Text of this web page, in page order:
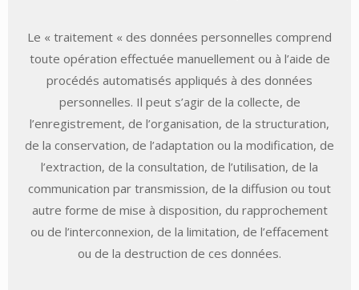
Le « traitement « des données personnelles comprend
toute opération effectuée manuellement ou à l’aide de
procédés automatisés appliqués à des données
personnelles. Il peut s’agir de la collecte, de
l’enregistrement, de l’organisation, de la structuration,
de la conservation, de l’adaptation ou la modification, de
l’extraction, de la consultation, de l’utilisation, de la
communication par transmission, de la diffusion ou tout
autre forme de mise à disposition, du rapprochement
ou de l’interconnexion, de la limitation, de l’effacement
ou de la destruction de ces données.